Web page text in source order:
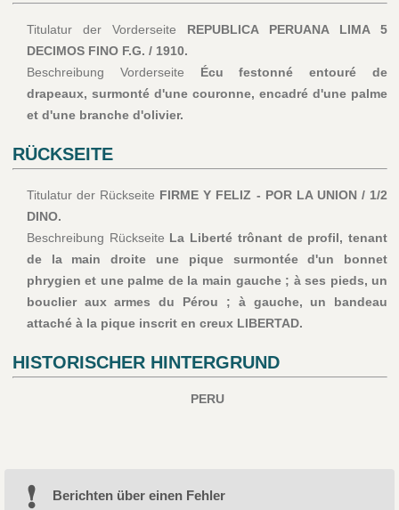
Titulatur der Vorderseite REPUBLICA PERUANA LIMA 5
DECIMOS FINO F.G. / 1910.
Beschreibung Vorderseite Écu festonné entouré de
drapeaux, surmonté d'une couronne, encadré d'une palme
et d'une branche d'olivier.
RÜCKSEITE
Titulatur der Rückseite FIRME Y FELIZ - POR LA UNION / 1/2
DINO.
Beschreibung Rückseite La Liberté trônant de profil, tenant
de la main droite une pique surmontée d'un bonnet
phrygien et une palme de la main gauche ; à ses pieds, un
bouclier aux armes du Pérou ; à gauche, un bandeau
attaché à la pique inscrit en creux LIBERTAD.
HISTORISCHER HINTERGRUND
PERU
Berichten über einen Fehler